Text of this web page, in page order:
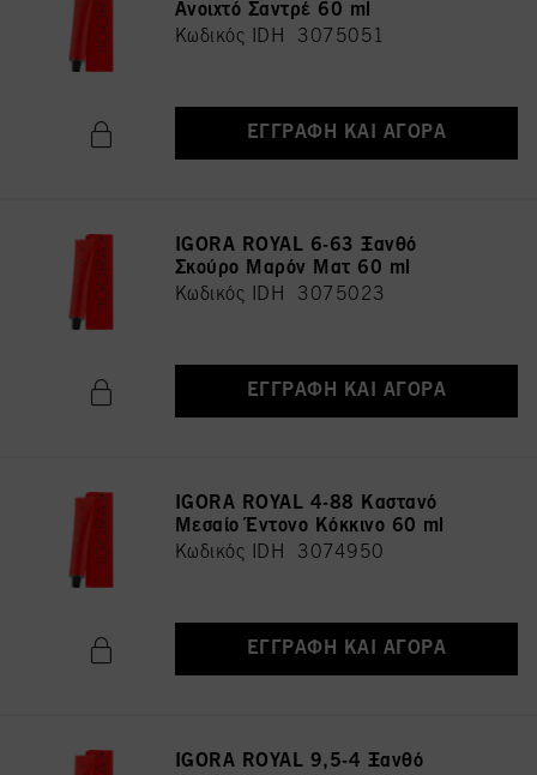
Ανοιχτό Σαντρέ 60 ml
Κωδικός IDH 3075051
ΕΓΓΡΑΦΉ ΚΑΙ ΑΓΟΡΆ
IGORA ROYAL 6-63 Ξανθό
Σκούρο Μαρόν Ματ 60 ml
Κωδικός IDH 3075023
ΕΓΓΡΑΦΉ ΚΑΙ ΑΓΟΡΆ
IGORA ROYAL 4-88 Καστανό
Μεσαίο Έντονο Κόκκινο 60 ml
Κωδικός IDH 3074950
ΕΓΓΡΑΦΉ ΚΑΙ ΑΓΟΡΆ
IGORA ROYAL 9,5-4 Ξανθό